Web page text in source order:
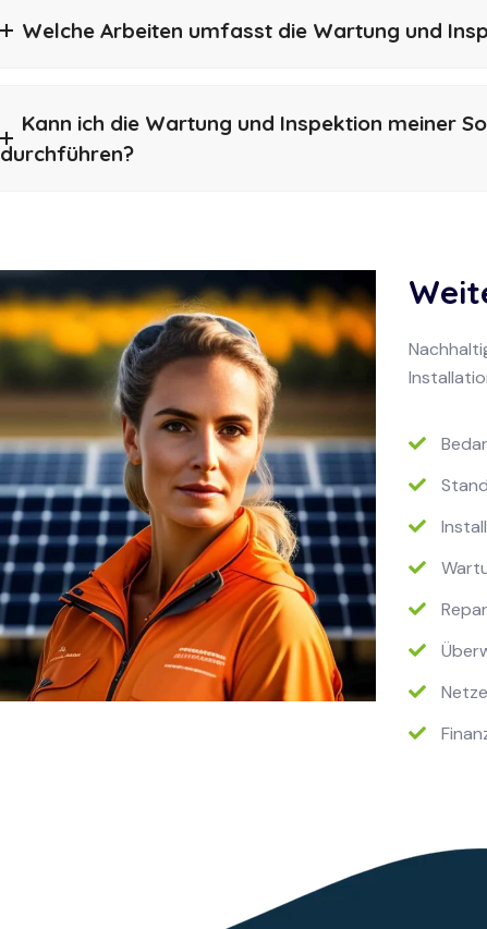
Welche Arbeiten umfasst die Wartung und
Kann ich die Wartung und Inspektion meiner
durchführen?